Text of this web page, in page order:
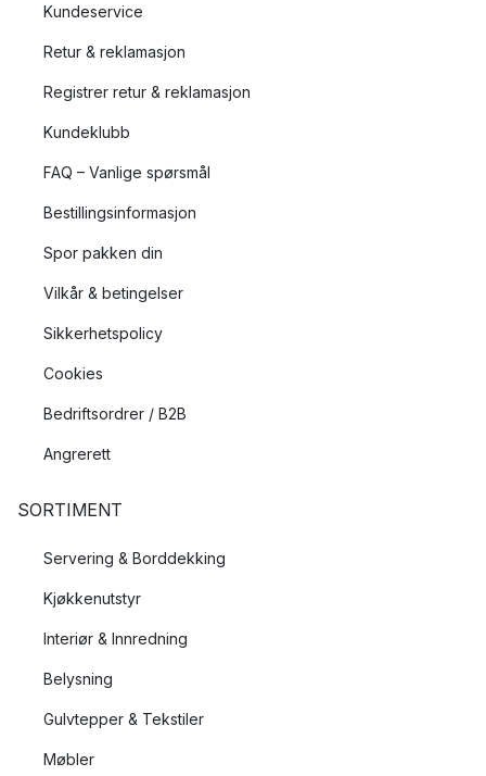
Kundeservice
Retur & reklamasjon
Registrer retur & reklamasjon
Kundeklubb
FAQ – Vanlige spørsmål
Bestillingsinformasjon
Spor pakken din
Vilkår & betingelser
Sikkerhetspolicy
Cookies
Bedriftsordrer / B2B
Angrerett
SORTIMENT
Servering & Borddekking
Kjøkkenutstyr
Interiør & Innredning
Belysning
Gulvtepper & Tekstiler
Møbler